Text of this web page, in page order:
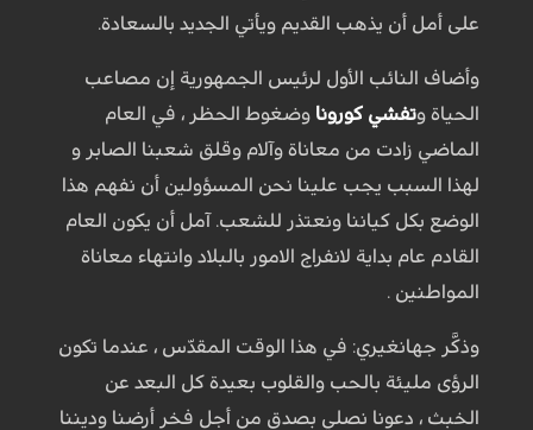
على أمل أن يذهب القديم ويأتي الجديد بالسعادة.
وأضاف النائب الأول لرئيس الجمهورية إن مصاعب
الحياة وتفشي كورونا وضغوط الحظر ، في العام
الماضي زادت من معاناة وآلام وقلق شعبنا الصابر و
لهذا السبب يجب علينا نحن المسؤولين أن نفهم هذا
الوضع بكل كياننا ونعتذر للشعب. آمل أن يكون العام
القادم عام بداية لانفراج الامور بالبلاد وانتهاء معاناة
المواطنين .
وذكَّر جهانغيري: في هذا الوقت المقدّس ، عندما تكون
الرؤى مليئة بالحب والقلوب بعيدة كل البعد عن
الخبث ، دعونا نصلي بصدق من أجل فخر أرضنا وديننا